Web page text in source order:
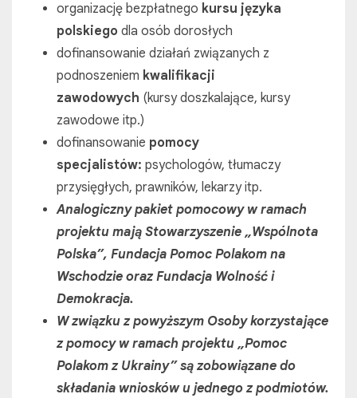
organizację bezpłatnego kursu języka
polskiego dla osób dorosłych
dofinansowanie działań związanych z
podnoszeniem kwalifikacji
zawodowych (kursy doszkalające, kursy
zawodowe itp.)
dofinansowanie pomocy
specjalistów: psychologów, tłumaczy
przysięgłych, prawników, lekarzy itp.
Analogiczny pakiet pomocowy w ramach
projektu mają Stowarzyszenie „Wspólnota
Polska”, Fundacja Pomoc Polakom na
Wschodzie oraz Fundacja Wolność i
Demokracja.
W związku z powyższym Osoby korzystające
z pomocy w ramach projektu „Pomoc
Polakom z Ukrainy” są zobowiązane do
składania wniosków u jednego z podmiotów.